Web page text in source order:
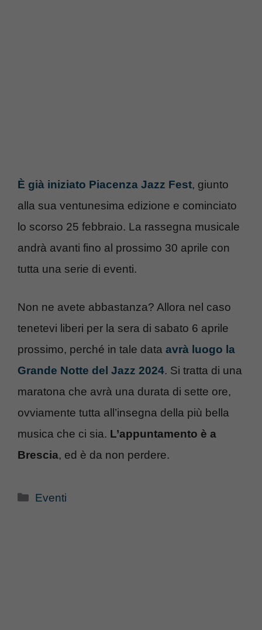
È già iniziato Piacenza Jazz Fest, giunto
alla sua ventunesima edizione e cominciato
lo scorso 25 febbraio. La rassegna musicale
andrà avanti fino al prossimo 30 aprile con
tutta una serie di eventi.
Non ne avete abbastanza? Allora nel caso
tenetevi liberi per la sera di sabato 6 aprile
prossimo, perché in tale data avrà luogo la
Grande Notte del Jazz 2024. Si tratta di una
maratona che avrà una durata di sette ore,
ovviamente tutta all’insegna della più bella
musica che ci sia. L’appuntamento è a
Brescia, ed è da non perdere.
Categorie
Eventi